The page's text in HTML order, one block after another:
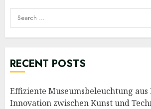
Search
for:
RECENT POSTS
Effiziente Museumsbeleuchtung aus
Innovation zwischen Kunst und